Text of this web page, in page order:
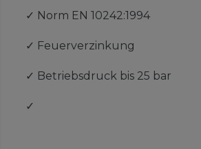
✓ Norm EN 10242:1994
✓ Feuerverzinkung
✓ Betriebsdruck bis 25 bar
✓